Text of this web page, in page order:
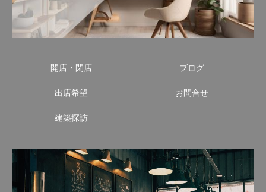
開店・閉店
出店希望
建築探訪
ブログ
お問合せ